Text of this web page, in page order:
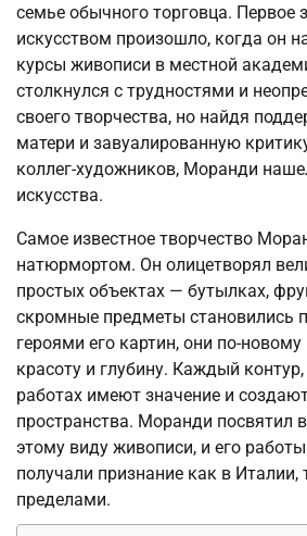
семье обычного торговца. Первое
искусством произошло, когда он
курсы живописи в местной
столкнулся с трудностями и
своего творчества, но найдя
матери и завуалированную
коллег-художников, Моранди
искусства.
Самое известное творчество
натюрмортом. Он олицетворял
простых объектах — бутылках,
скромные предметы становились
героями его картин, они по-
красоту и глубину. Каждый
работах имеют значение и
пространства. Моранди посвятил
этому виду живописи, и его
получали признание как в Италии,
пределами.